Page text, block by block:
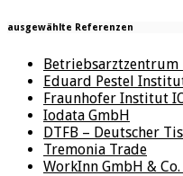
ausgewählte Referenzen
Betriebsarztzentrum
Eduard Pestel
Fraunhofer Institut
Iodata GmbH
DTFB – Deutscher
Tremonia Trade
WorkInn GmbH & Co.